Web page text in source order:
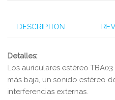
DESCRIPTION
Detalles:
Los auriculares estéreo
más baja, un sonido estéreo
interferencias externas.